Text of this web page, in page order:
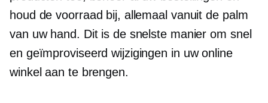
houd de voorraad bij, allemaal vanuit de palm
van uw hand. Dit is de snelste manier om snel
en geïmproviseerd wijzigingen in uw online
winkel aan te brengen.